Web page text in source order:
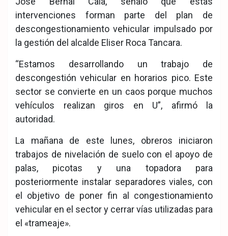
intervenciones forman parte del plan de
descongestionamiento vehicular impulsado por
la gestión del alcalde Eliser Roca Tancara.
“Estamos desarrollando un trabajo de
descongestión vehicular en horarios pico. Este
sector se convierte en un caos porque muchos
vehículos realizan giros en U”, afirmó la
autoridad.
La mañana de este lunes, obreros iniciaron
trabajos de nivelación de suelo con el apoyo de
palas, picotas y una topadora para
posteriormente instalar separadores viales, con
el objetivo de poner fin al congestionamiento
vehicular en el sector y cerrar vías utilizadas para
el «trameaje».